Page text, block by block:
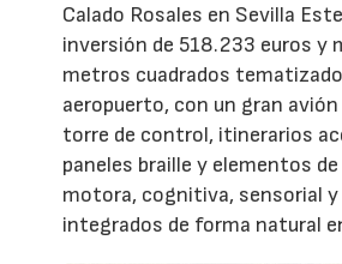
Calado Rosales en Sevilla
inversión de 518.233 euros y
metros cuadrados
aeropuerto, con un gran avión
torre de control, itinerarios
paneles braille y elementos
motora, cognitiva, sensorial y
integrados de forma natural